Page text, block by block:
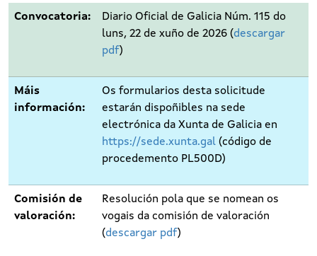
Convocatoria:
Diario Oficial de Galicia Núm. 115 do
luns, 22 de xuño de 2026 (descargar
pdf)
Máis
información:
Os formularios desta solicitude
estarán dispoñibles na sede
electrónica da Xunta de Galicia en
https://sede.xunta.gal (código de
procedemento PL500D)
Comisión de
valoración:
Resolución pola que se nomean os
vogais da comisión de valoración
(descargar pdf)